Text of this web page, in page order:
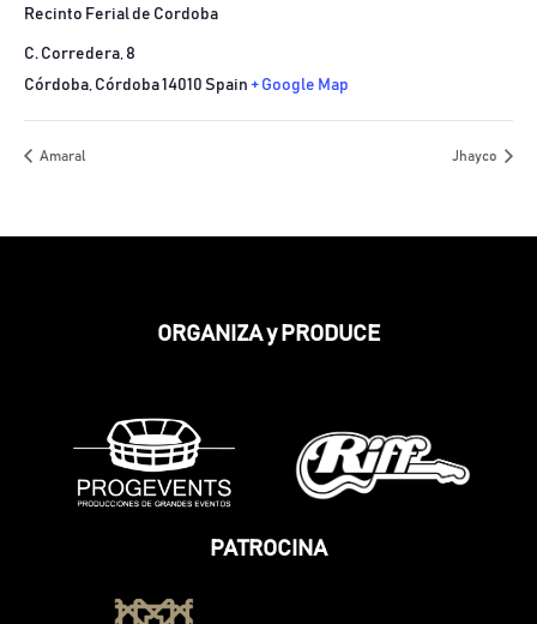
Recinto Ferial de Cordoba
C. Corredera, 8
Córdoba Córdoba14010 Spain + Google Map
Amaral Jhayco
ORGANIZA y PRODUCE
PATROCINA